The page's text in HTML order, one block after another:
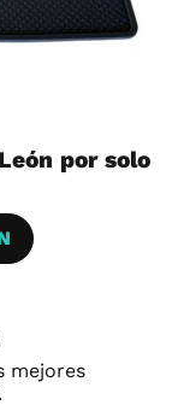
por solo
mejores